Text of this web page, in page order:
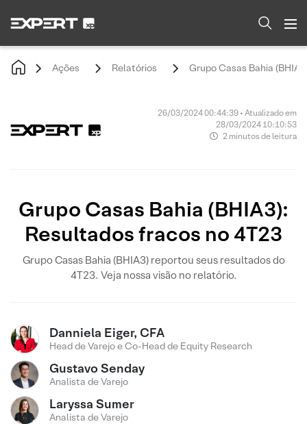
Ações Relatórios Grupo Casas Bahia
26/03/2024 00:44:39 • Atualizado em
28/03/2024 10:10:53
2 minutos de leitura
Grupo Casas Bahia (BHIA3):
Resultados fracos no 4T23
Grupo Casas Bahia (BHIA3) reportou seus resultados do
4T23. Veja nossa visão no relatório.
Danniela Eiger, CFA
Head de Varejo e Co-Head de Equity Research
Gustavo Senday
Analista de Varejo
Laryssa Sumer
Analista de Varejo